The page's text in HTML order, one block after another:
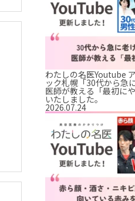
わたしの名医Youtube
ック札幌「30代から急
医師が教える「最初に
いたしました。
2026.07.24